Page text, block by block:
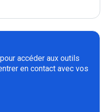
accéder aux outils
en contact avec vos